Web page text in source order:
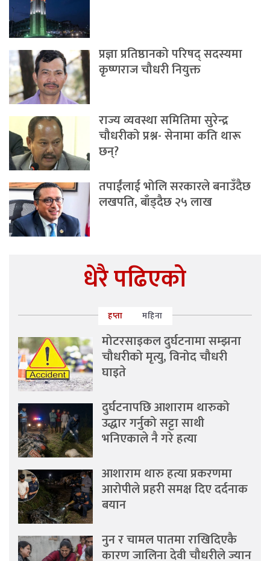
प्रज्ञा प्रतिष्ठानको परिषद् सदस्यमा
कृष्णराज चौधरी नियुक्त
राज्य व्यवस्था समितिमा सुरेन्द्र
चौधरीको प्रश्न- सेनामा कति थारू
छन्?
तपाईंलाई भोलि सरकारले बनाउँदैछ
लखपति, बाँड्दैछ २५ लाख
धेरै पढिएको
हप्ता महिना
मोटरसाइकल दुर्घटनामा सम्झना
चौधरीको मृत्यु, विनोद चौधरी
घाइते
दुर्घटनापछि आशाराम थारुको
उद्धार गर्नुको सट्टा साथी
भनिएकाले नै गरे हत्या
आशाराम थारु हत्या प्रकरणमा
आरोपीले प्रहरी समक्ष दिए दर्दनाक
बयान
नुन र चामल पातमा राखिदिएकै
कारण जालिना देवी चौधरीले ज्यान